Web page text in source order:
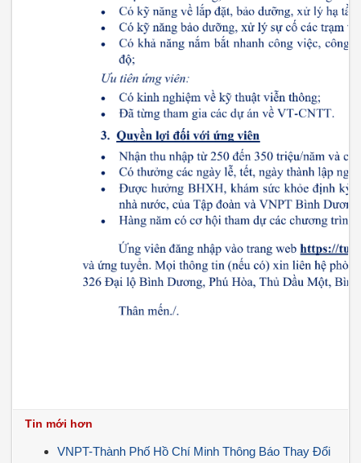
Tin mới hơn
VNPT-Thành Phố Hồ Chí Minh Thông Báo Thay Đổi